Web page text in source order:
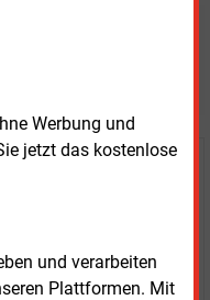
Werbung und
jetzt das kostenlose
und verarbeiten
Plattformen. Mit
und
lesen?
Beitrag für